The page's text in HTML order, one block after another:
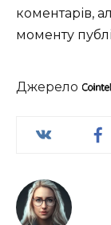
коментарів,
моменту
Джерело